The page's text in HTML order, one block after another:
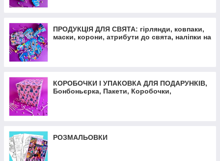
ПРОДУКЦІЯ ДЛЯ СВЯТА: гірлянди, ковпаки,
маски, корони, атрибути до свята, наліпки на
КОРОБОЧКИ І УПАКОВКА ДЛЯ ПОДАРУНКІВ,
Бонбоньєрка, Пакети, Коробочки,
РОЗМАЛЬОВКИ